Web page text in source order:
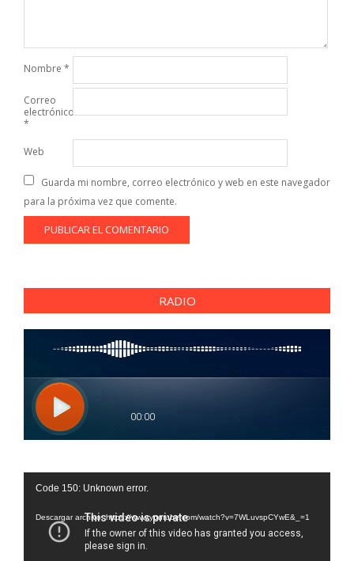
Nombre *
Correo
electrónico
*
Web
Guarda mi nombre, correo electrónico y web en este navegador
para la próxima vez que comente.
RADIO
Reproductor
vídeo
Code 150: Unknown error.
Descargar archivo: https://www.youtube.com/watch?v=7WLuvspCYwE&_=1